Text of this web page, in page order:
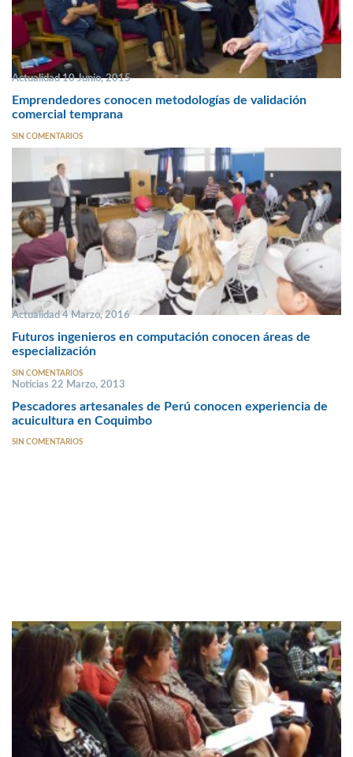
Actualidad 10 Junio, 2015
Emprendedores conocen metodologías de validación
comercial temprana
SIN COMENTARIOS
Actualidad 4 Marzo, 2016
Futuros ingenieros en computación conocen áreas de
especialización
SIN COMENTARIOS
Noticias 22 Marzo, 2013
Pescadores artesanales de Perú conocen experiencia de
acuicultura en Coquimbo
SIN COMENTARIOS